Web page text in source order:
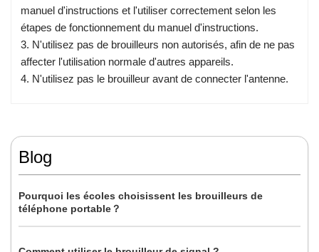
manuel d'instructions et l'utiliser correctement selon les
étapes de fonctionnement du manuel d'instructions.
3. N'utilisez pas de brouilleurs non autorisés, afin de ne pas
affecter l'utilisation normale d'autres appareils.
4. N'utilisez pas le brouilleur avant de connecter l'antenne.
Blog
Pourquoi les écoles choisissent les brouilleurs de
téléphone portable？